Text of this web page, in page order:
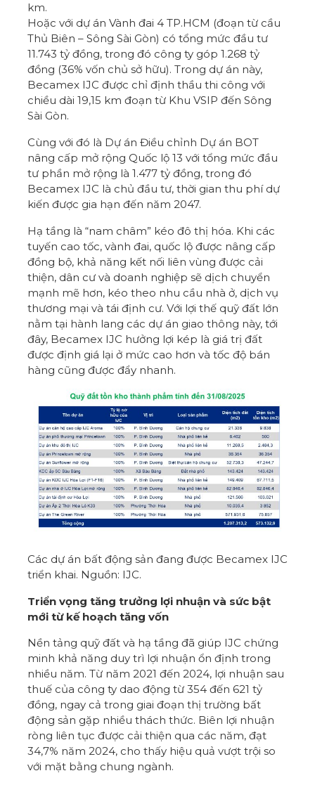
km.
Hoặc với dự án Vành đai 4 TP.HCM (đoạn từ cầu
Thủ Biên – Sông Sài Gòn) có tổng mức đầu tư
11.743 tỷ đồng, trong đó công ty góp 1.268 tỷ
đồng (36% vốn chủ sở hữu). Trong dự án này,
Becamex IJC được chỉ định thầu thi công với
chiều dài 19,15 km đoạn từ Khu VSIP đến Sông
Sài Gòn.
Cùng với đó là Dự án Điều chỉnh Dự án BOT
nâng cấp mở rộng Quốc lộ 13 với tổng mức đầu
tư phần mở rộng là 1.477 tỷ đồng, trong đó
Becamex IJC là chủ đầu tư, thời gian thu phí dự
kiến được gia hạn đến năm 2047.
Hạ tầng là “nam châm” kéo đô thị hóa. Khi các
tuyến cao tốc, vành đai, quốc lộ được nâng cấp
đồng bộ, khả năng kết nối liên vùng được cải
thiện, dân cư và doanh nghiệp sẽ dịch chuyển
mạnh mẽ hơn, kéo theo nhu cầu nhà ở, dịch vụ
thương mại và tái định cư. Với lợi thế quỹ đất lớn
nằm tại hành lang các dự án giao thông này, tới
đây, Becamex IJC hưởng lợi kép là giá trị đất
được định giá lại ở mức cao hơn và tốc độ bán
hàng cũng được đẩy nhanh.
Các dự án bất động sản đang được Becamex IJC
triển khai. Nguồn: IJC.
Triển vọng tăng trưởng lợi nhuận và sức bật
mới từ kế hoạch tăng vốn
Nền tảng quỹ đất và hạ tầng đã giúp IJC chứng
minh khả năng duy trì lợi nhuận ổn định trong
nhiều năm. Từ năm 2021 đến 2024, lợi nhuận sau
thuế của công ty dao động từ 354 đến 621 tỷ
đồng, ngay cả trong giai đoạn thị trường bất
động sản gặp nhiều thách thức. Biên lợi nhuận
ròng liên tục được cải thiện qua các năm, đạt
34,7% năm 2024, cho thấy hiệu quả vượt trội so
với mặt bằng chung ngành.